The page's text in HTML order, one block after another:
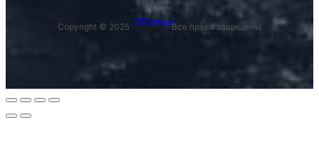
Copyright © 2025 ·
СК Столяров
Все права защищены